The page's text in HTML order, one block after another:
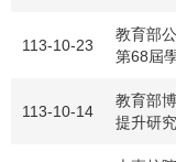
113-10-23
教育部
第68屆
113-10-14
教育部
提升研